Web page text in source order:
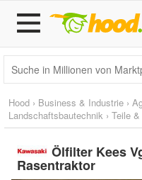
Hood › Business & Industrie ›
Landschaftsbautechnik › Teile
Ölfilter Kees
Rasentraktor